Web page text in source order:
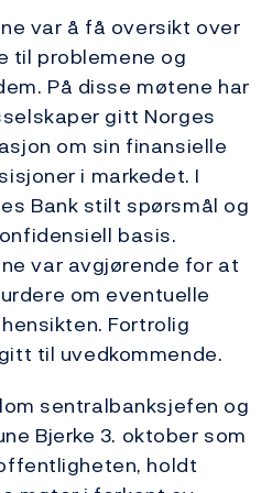
var å få oversikt over
til problemene og
På disse møtene har
gitt Norges
om sin finansielle
i markedet. I
Bank stilt spørsmål og
basis.
var avgjørende for at
om eventuelle
Fortrolig
til uvedkommende.
sentralbanksjefen og
Bjerke 3. oktober som
holdt